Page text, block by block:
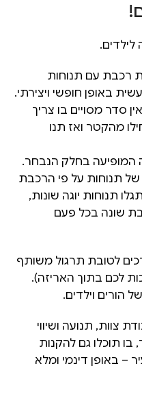
לילדים.
רכבת עם תנוחות
באופן חופשי ויצירתי.
סדר מסויים בו צריך
מהקטר ואז תנו
המופיעה בחלק הנבחר.
תנוחות על פי הרכבת
תנוחות יוגה שונות,
שונה בכל פעם
לטובת תרגול משותף
לכם בתוך האריזה).
הורים וילדים.
צוות, תנועה ושיווי
בו תוכלו גם להקנות
– באופן דינמי ומלא